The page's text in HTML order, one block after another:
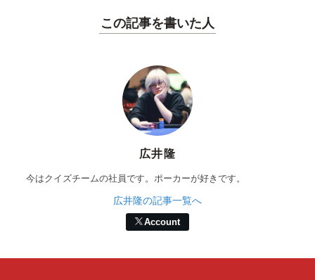
この記事を書いた人
広井隆
今はクイズチームの社員です。ポーカーが好きです。
広井隆の記事一覧へ
Account